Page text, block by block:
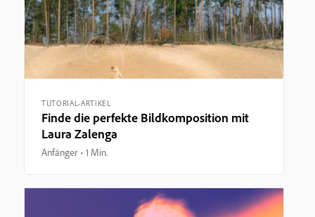
TUTORIAL-ARTIKEL
Finde die perfekte Bildkomposition mit
Laura Zalenga
Anfänger 1 Min.